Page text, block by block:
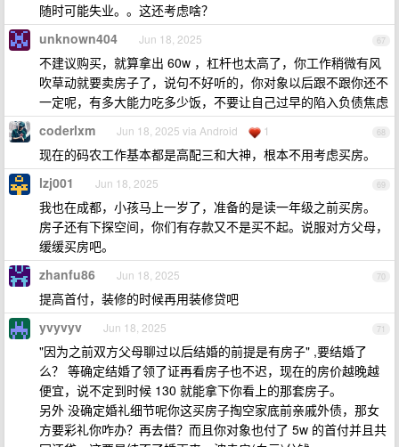
随时可能失业。。这还考虑啥？
67
unknown404 Jun 18, 2025
不建议购买，就算拿出 60w ，杠杆也太高了，你工作稍微有风
吹草动就要卖房子了，说句不好听的，你对象以后跟不跟你还不
一定呢，有多大能力吃多少饭，不要让自己过早的陷入负债焦虑
68
coderlxm Jun 18, 2025 via Android 1
现在的码农工作基本都是高配三和大神，根本不用考虑买房。
69
lzj001 Jun 18, 2025
我也在成都，小孩马上一岁了，准备的是读一年级之前买房。
房子还有下探空间，你们有存款又不是买不起。说服对方父母，
缓缓买房吧。
70
zhanfu86 Jun 18, 2025
提高首付，装修的时候再用装修贷吧
71
yvyvyv Jun 18, 2025
"因为之前双方父母聊过以后结婚的前提是有房子" ,要结婚了
么？ 等确定结婚了领了证再看房子也不迟，现在的房价越晚越
便宜，说不定到时候 130 就能拿下你看上的那套房子。
另外 没确定婚礼细节呢你这买房子掏空家底前亲戚外债，那女
方要彩礼你咋办？再去借？而且你对象也付了 5w 的首付并且共